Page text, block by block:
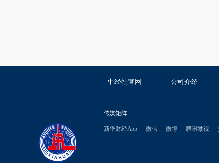
中经社官网 公司介绍
传媒矩阵
新华财经App 微信 微博 腾讯微视